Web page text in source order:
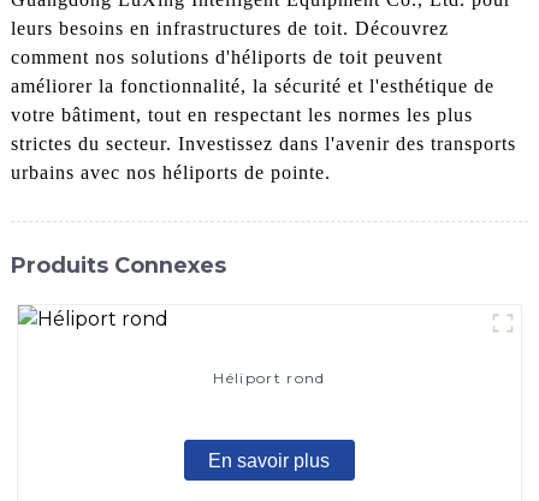
leurs besoins en infrastructures de toit. Découvrez
comment nos solutions d'héliports de toit peuvent
améliorer la fonctionnalité, la sécurité et l'esthétique de
votre bâtiment, tout en respectant les normes les plus
strictes du secteur. Investissez dans l'avenir des transports
urbains avec nos héliports de pointe.
Produits Connexes
Héliport rond
En savoir plus